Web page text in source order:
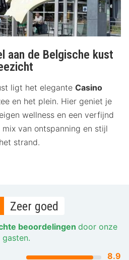
aan de Belgische kust
ligt het elegante Casino
en het plein. Hier geniet je
wellness en een verfijnd
van ontspanning en stijl
strand.
Zeer goed
beoordelingen door onze
gasten.
8.9